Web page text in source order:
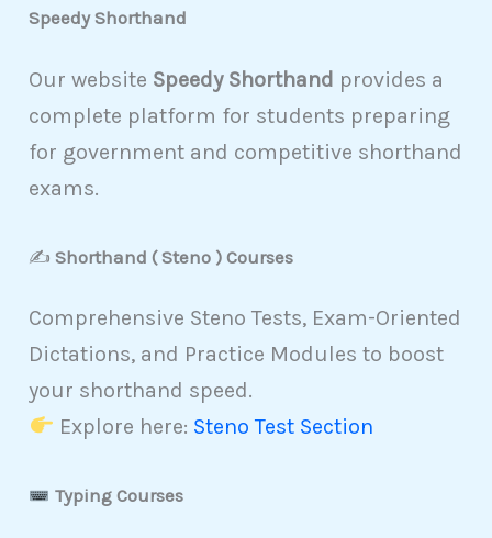
Speedy Shorthand
Our website Speedy Shorthand provides a
complete platform for students preparing
for government and competitive shorthand
exams.
✍️Shorthand ( Steno ) Courses
Comprehensive Steno Tests, Exam-Oriented
Dictations, and Practice Modules to boost
your shorthand speed.
Explore here: Steno Test Section
Typing Courses